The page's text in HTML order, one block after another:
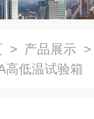
> 产品展示
高低温试验箱